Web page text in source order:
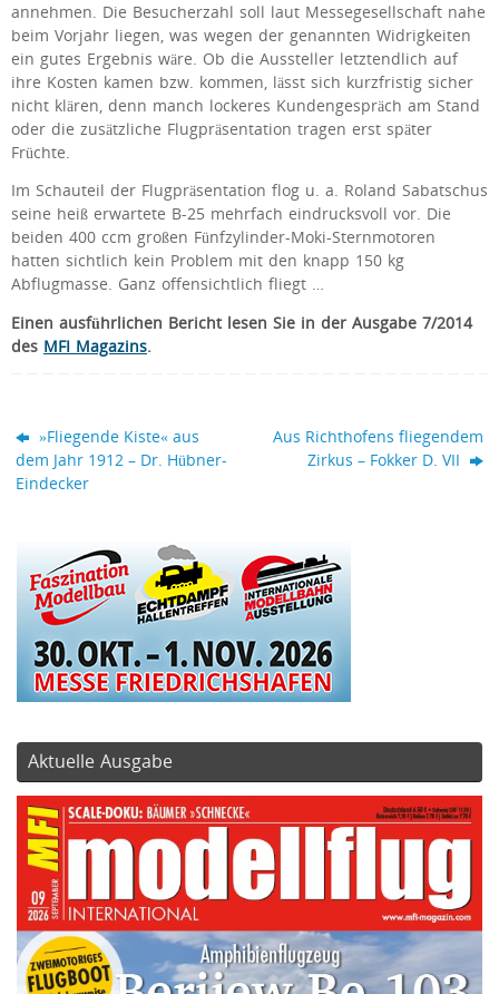
annehmen. Die Besucherzahl soll laut Messegesellschaft nahe
beim Vorjahr liegen, was wegen der genannten Widrigkeiten
ein gutes Ergebnis wäre. Ob die Aussteller letztendlich auf
ihre Kosten kamen bzw. kommen, lässt sich kurzfristig sicher
nicht klären, denn manch lockeres Kundengespräch am Stand
oder die zusätzliche Flugpräsentation tragen erst später
Früchte.
Im Schauteil der Flugpräsentation flog u. a. Roland Sabatschus
seine heiß erwartete B-25 mehrfach eindrucksvoll vor. Die
beiden 400 ccm großen Fünfzylinder-Moki-Sternmotoren
hatten sichtlich kein Problem mit den knapp 150 kg
Abflugmasse. Ganz offensichtlich fliegt …
Einen ausführlichen Bericht lesen Sie in der Ausgabe 7/2014
des MFI Magazins.
»Fliegende Kiste« aus
dem Jahr 1912 – Dr. Hübner-
Eindecker
Aus Richthofens fliegendem
Zirkus – Fokker D. VII
Aktuelle Ausgabe